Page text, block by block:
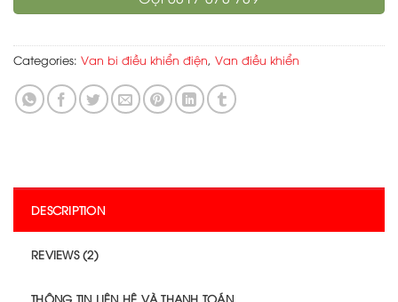
Categories: Van bi điều khiển điện, Van điều khiển
DESCRIPTION
REVIEWS (2)
THÔNG TIN LIÊN HỆ VÀ THANH TOÁN